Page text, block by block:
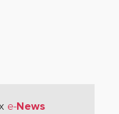
e-News